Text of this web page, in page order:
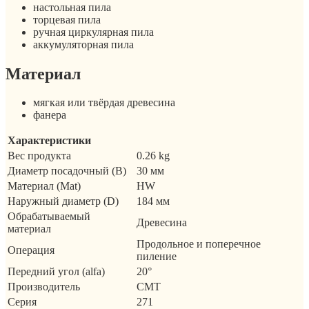
настольная пила
торцевая пила
ручная циркулярная пила
аккумуляторная пила
Материал
мягкая или твёрдая древесина
фанера
Характеристики
Вес продукта
0.26 kg
Диаметр посадочный (B)
30 мм
Материал (Mat)
HW
Наружный диаметр (D)
184 мм
Обрабатываемый
материал
Древесина
Операция
Продольное и поперечное
пиление
Передний угол (alfa)
20°
Производитель
CMT
Серия
271